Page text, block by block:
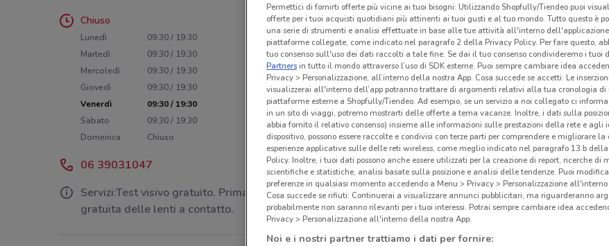
Chiuso
Lunedì
09:30 / 19:30
Martedì
09:30 / 19:30
Mercoledì
09:30 / 19:30
Giovedì
09:30 / 19:30
Venerdì
09:30 / 19:30
Sabato
09:30 / 19:30
Domenica
Chiuso
06 39031047
Servizi:Test visivo gratuito. Prima applicazione
gratuita delle lenti a contatto.
Permettici di fornirti offerte più vicine ai tuoi bisogni: Utilizzando Shopfully/Tiendeo puoi
offerte per i tuoi acquisti quotidiani più attinenti ai tuoi gusti e al tuo mondo. Tutto questo è
una serie di strumenti e analisi effettuate in base alle tue attività all'interno
piattaforme collegate, come indicato nel paragrafo 2 della Privacy Policy. Per fare questo,
tuo consenso sull'uso dei dati raccolti a tale fine. Se dai il tuo consenso condivideremo i tuoi
Partnersin tutto il mondo attraverso l’uso di SDK esterne. Puoi sempre cambiare idea
Privacy > Personalizzazione, all’interno della nostra App. Cosa succede se accetti: Le
visualizzerai all'interno dell’app potranno trattare di argomenti relativi alla tua cronologia di
piattaforme esterne a Shopfully/Tiendeo. Ad esempio, se un servizio a noi collegato ci
in un sito di viaggi, potremo mostrarti delle offerte a tema vacanze. Inoltre, i dati sulla
abbia fornito il relativo consenso) insieme alle informazioni sulle prestazioni della rete e agli
dispositivo, possono essere raccolte e condivisi con terze parti per comprendere e migliorare
esperienze applicative sulle delle reti wireless, come meglio indicato nel paragrafo 13.b
Policy. Inoltre, i tuoi dati possono anche essere utilizzati per la creazione di report, ricerche di
scientifiche e statistiche, analisi basate sulla posizione e analisi delle tendenze. Puoi
preferenze in qualsiasi momento accedendo a Menu > Privacy > Personalizzazione
Cosa succede se rifiuti: Continuerai a visualizzare annunci pubblicitari, ma riguarderanno
probabilmente non saranno rilevanti per i tuoi interessi. Potrai sempre cambiare idea
Privacy > Personalizzazione all'interno della nostra App.
Noi e i nostri partner trattiamo i dati per fornire: